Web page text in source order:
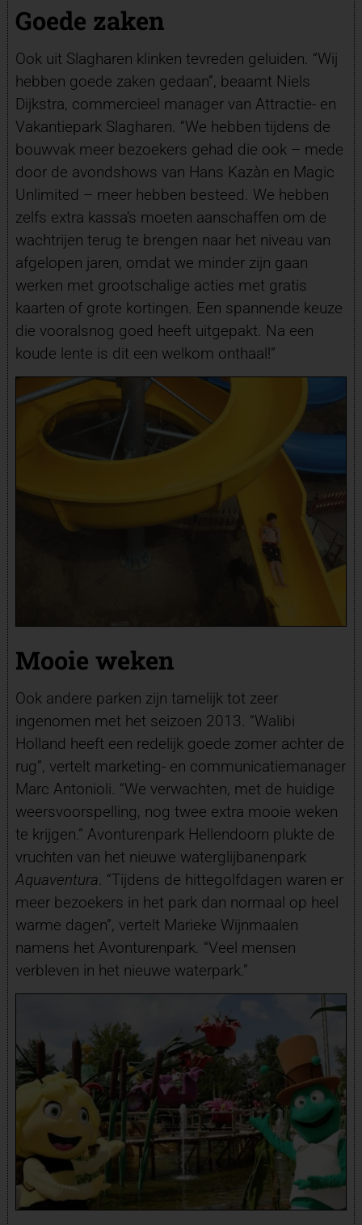
Goede zaken
Ook uit Slagharen klinken tevreden geluiden. “Wij
hebben goede zaken gedaan”, beaamt Niels
Dijkstra, commercieel manager van Attractie- en
Vakantiepark Slagharen. “We hebben tijdens de
bouwvak meer bezoekers gehad die ook – mede
door de avondshows van Hans Kazàn en Magic
Unlimited – meer hebben besteed. We hebben
zelfs extra kassa’s moeten aanschaffen om de
wachtrijen terug te brengen naar het niveau van
afgelopen jaren, omdat we minder zijn gaan
werken met grootschalige acties met gratis
kaarten of grote kortingen. Een spannende keuze
die vooralsnog goed heeft uitgepakt. Na een
koude lente is dit een welkom onthaal!”
Mooie weken
Ook andere parken zijn tamelijk tot zeer
ingenomen met het seizoen 2013. “Walibi
Holland heeft een redelijk goede zomer achter de
rug”, vertelt marketing- en communicatiemanager
Marc Antonioli. “We verwachten, met de huidige
weersvoorspelling, nog twee extra mooie weken
te krijgen.” Avonturenpark Hellendoorn plukte de
vruchten van het nieuwe waterglijbanenpark
Aquaventura. “Tijdens de hittegolfdagen waren er
meer bezoekers in het park dan normaal op heel
warme dagen”, vertelt Marieke Wijnmaalen
namens het Avonturenpark. “Veel mensen
verbleven in het nieuwe waterpark.”